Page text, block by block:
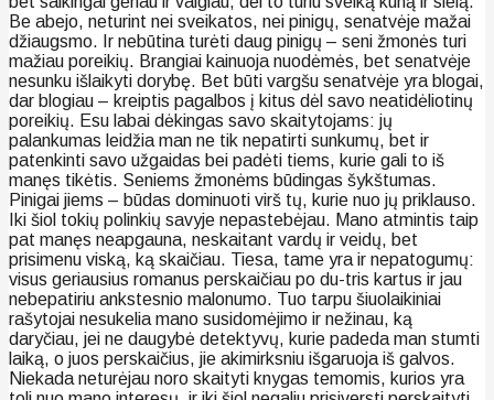
Be abejo, neturint nei sveikatos, nei pinigų, senatvėje mažai
džiaugsmo. Ir nebūtina turėti daug pinigų – seni žmonės turi
mažiau poreikių. Brangiai kainuoja nuodėmės, bet senatvėje
nesunku išlaikyti dorybę. Bet būti vargšu senatvėje yra blogai,
dar blogiau – kreiptis pagalbos į kitus dėl savo neatidėliotinų
poreikių. Esu labai dėkingas savo skaitytojams: jų
palankumas leidžia man ne tik nepatirti sunkumų, bet ir
patenkinti savo užgaidas bei padėti tiems, kurie gali to iš
manęs tikėtis. Seniems žmonėms būdingas šykštumas.
Pinigai jiems – būdas dominuoti virš tų, kurie nuo jų priklauso.
Iki šiol tokių polinkių savyje nepastebėjau. Mano atmintis taip
pat manęs neapgauna, neskaitant vardų ir veidų, bet
prisimenu viską, ką skaičiau. Tiesa, tame yra ir nepatogumų:
visus geriausius romanus perskaičiau po du-tris kartus ir jau
nebepatiriu ankstesnio malonumo. Tuo tarpu šiuolaikiniai
rašytojai nesukelia mano susidomėjimo ir nežinau, ką
daryčiau, jei ne daugybė detektyvų, kurie padeda man stumti
laiką, o juos perskaičius, jie akimirksniu išgaruoja iš galvos.
Niekada neturėjau noro skaityti knygas temomis, kurios yra